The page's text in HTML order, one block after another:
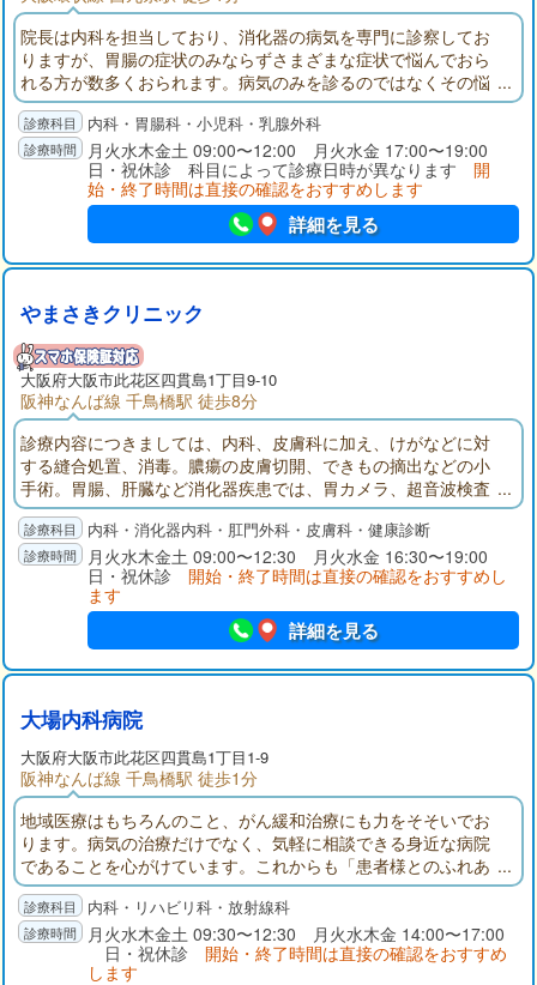
院長は内科を担当しており、消化器の病気を専門に診察してお
りますが、胃腸の症状のみならずさまざまな症状で悩んでおら
れる方が数多くおられます。病気のみを診るのではなくその悩
んでおられる人の心の手助けまで幅広く診られればと思ってお
ります。副院長は小児科担当で、小児科専門医の知識を活かし
やさしい小児科医として日々診療に当たっております(web順番
待ち予約可)。予防接種の計画など相談して頂ければと思いま
内科・胃腸科・小児科・乳腺外科
月火水木金土 09:00〜12:00 月火水金 17:00〜19:00
日・祝休診 科目によって診療日時が異なります 開
始・終了時間は直接の確認をおすすめします
詳細を見る
やまさきクリニック
大阪府大阪市此花区四貫島1丁目9-10
阪神なんば線 千鳥橋駅 徒歩8分
診療内容につきましては、内科、皮膚科に加え、けがなどに対
する縫合処置、消毒。膿瘍の皮膚切開、できもの摘出などの小
手術。胃腸、肝臓など消化器疾患では、胃カメラ、超音波検査
なども行っております。また肛門の疾患についても診させてい
ただきます。体が不自由で来院できない方は、往診、在宅医療
などご相談ください。
内科・消化器内科・肛門外科・皮膚科・健康診断
月火水木金土 09:00〜12:30 月火水金 16:30〜19:00
日・祝休診 開始・終了時間は直接の確認をおすすめし
ます
詳細を見る
大場内科病院
大阪府大阪市此花区四貫島1丁目1-9
阪神なんば線 千鳥橋駅 徒歩1分
地域医療はもちろんのこと、がん緩和治療にも力をそそいでお
ります。病気の治療だけでなく、気軽に相談できる身近な病院
であることを心がけています。これからも「患者様とのふれあ
いを大切にする」病院を目指しています。さらに近隣の大型病
院との連携を緊密に保ち、患者様の病状にすばやく最適な治療
を行っています。
内科・リハビリ科・放射線科
月火水木金土 09:30〜12:30 月火水木金 14:00〜17:00
日・祝休診 開始・終了時間は直接の確認をおすすめ
します